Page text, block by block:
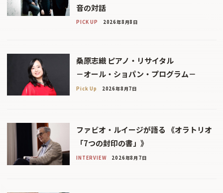
音の対話
PICK UP 2026年8月8日
桑原志織 ピアノ・リサイタル
－オール・ショパン・プログラム－
Pick Up 2026年8月7日
ファビオ・ルイージが語る 《オラトリオ
「7つの封印の書」》
INTERVIEW 2026年8月7日